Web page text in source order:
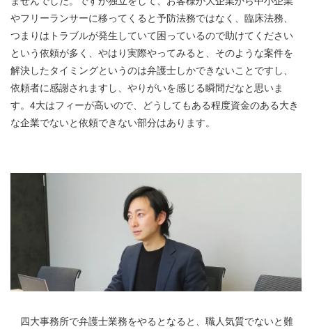
やフリーランサーに移ってくると予防法務ではなく、臨床法務、
つまりはトラブルが発生していて困っているので助けてください
という依頼が多く、やはり実際やってみると、そのような案件を
解決したタイミングというのは弁護士しかできないことですし、
依頼者に感謝されますし、やりがいを感じる瞬間だなと思いま
す。 4大はフィーが高いので、どうしてもある程度資金のある大き
な企業でないと依頼できない部分はあります。
四大事務所で弁護士業務をやるとなると、職人気質でないと難